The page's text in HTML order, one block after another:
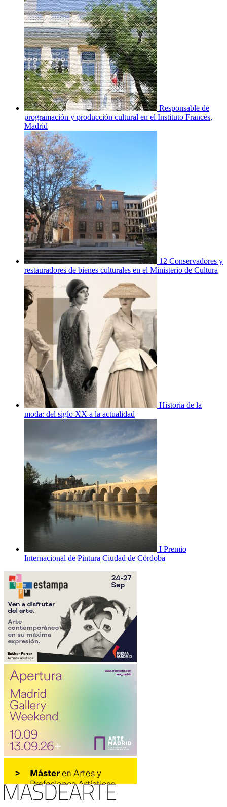
Responsable de
programación y producción cultural en el Instituto Francés,
Madrid
12 Conservadores y
restauradores de bienes culturales en el Ministerio de Cultura
Historia de la
moda: del siglo XX a la actualidad
I Premio
Internacional de Pintura Ciudad de Córdoba